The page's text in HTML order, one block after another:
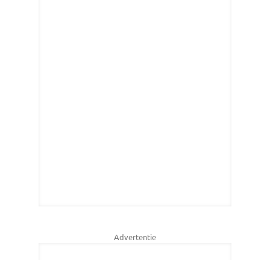
Advertentie